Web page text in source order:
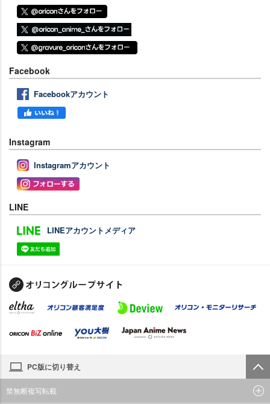
Facebook
Facebookアカウント
Instagram
Instagramアカウント
LINE
LINEアカウントメディア
PC版に切り替え
禁無断複写転載